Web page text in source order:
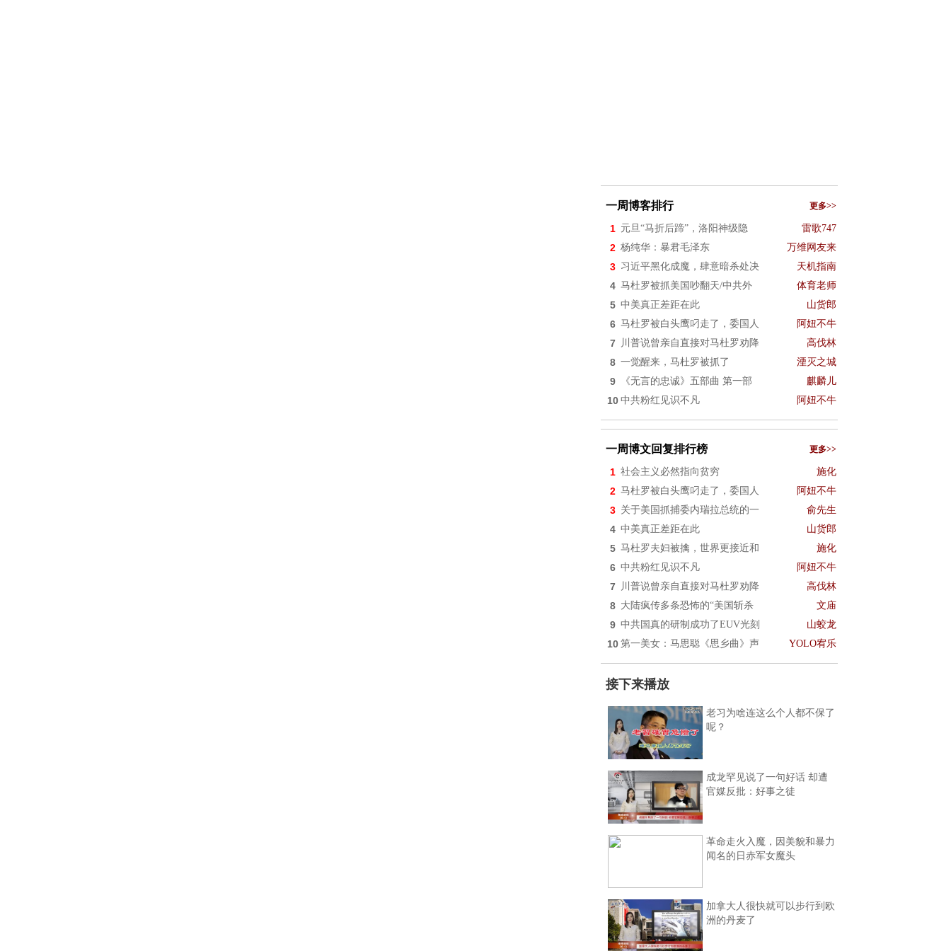
一周博客排行 更多>>
1 元旦“马折后蹄”，洛阳神级隐 雷歌747
2 杨纯华：暴君毛泽东 万维网友来
3 习近平黑化成魔，肆意暗杀处决 天机指南
4 马杜罗被抓美国吵翻天/中共外 体育老师
5 中美真正差距在此 山货郎
6 马杜罗被白头鹰叼走了，委国人 阿妞不牛
7 川普说曾亲自直接对马杜罗劝降 高伐林
8 一觉醒来，马杜罗被抓了 湮灭之城
9 《无言的忠诚》五部曲 第一部 麒麟儿
10 中共粉红见识不凡 阿妞不牛
一周博文回复排行榜 更多>>
1 社会主义必然指向贫穷 施化
2 马杜罗被白头鹰叼走了，委国人 阿妞不牛
3 关于美国抓捕委内瑞拉总统的一 俞先生
4 中美真正差距在此 山货郎
5 马杜罗夫妇被擒，世界更接近和 施化
6 中共粉红见识不凡 阿妞不牛
7 川普说曾亲自直接对马杜罗劝降 高伐林
8 大陆疯传多条恐怖的“美国斩杀 文庙
9 中共国真的研制成功了EUV光刻 山蛟龙
10 第一美女：马思聪《思乡曲》声 YOLO宥乐
接下来播放
老习为啥连这么个人都不保了
呢？
成龙罕见说了一句好话 却遭
官媒反批：好事之徒
革命走火入魔，因美貌和暴力
闻名的日赤军女魔头
加拿大人很快就可以步行到欧
洲的丹麦了